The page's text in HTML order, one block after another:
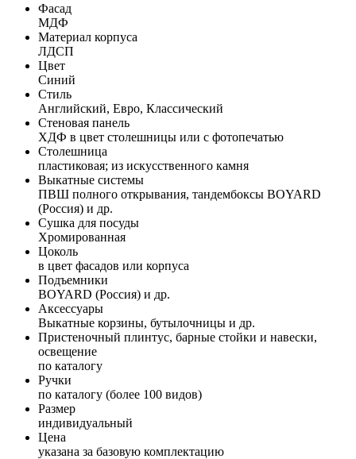
Фасад
МДФ
Материал корпуса
ЛДСП
Цвет
Синий
Стиль
Английский, Евро, Классический
Стеновая панель
ХДФ в цвет столешницы или с фотопечатью
Столешница
пластиковая; из искусственного камня
Выкатные системы
ПВШ полного открывания, тандембоксы BOYARD
(Россия) и др.
Сушка для посуды
Хромированная
Цоколь
в цвет фасадов или корпуса
Подъемники
BOYARD (Россия) и др.
Аксессуары
Выкатные корзины, бутылочницы и др.
Пристеночный плинтус, барные стойки и навески,
освещение
по каталогу
Ручки
по каталогу (более 100 видов)
Размер
индивидуальный
Цена
указана за базовую комплектацию